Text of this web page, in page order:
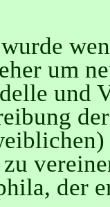
um
und
der